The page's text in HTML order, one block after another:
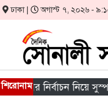
ঢাকা | অগাস্ট ৭, ২০২৬ -
শিরোনাম
নির্বাচন নিয়ে সুস্পষ্ট